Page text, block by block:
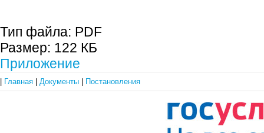
Тип файла: PDF
Размер: 122 КБ
Приложение
Главная Документы Постановления